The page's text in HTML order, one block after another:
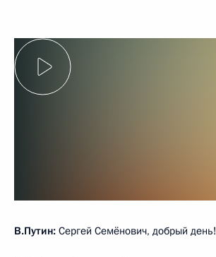
В.Путин: Сергей Семёнович, добрый день!